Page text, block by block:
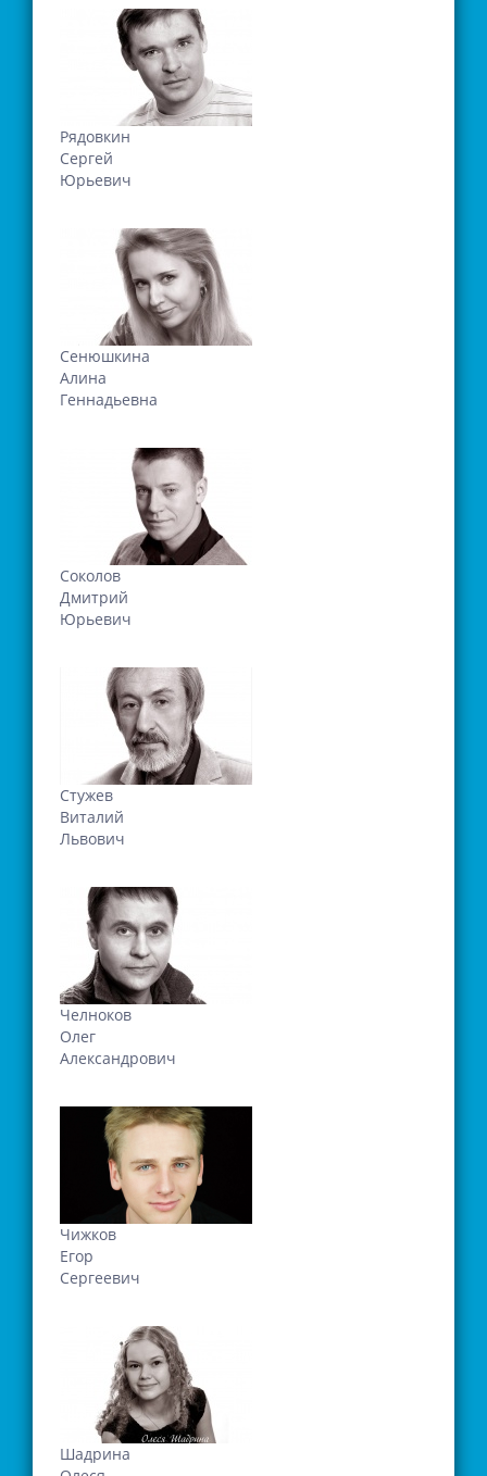
Рядовкин
Сергей
Юрьевич
Сенюшкина
Алина
Геннадьевна
Соколов
Дмитрий
Юрьевич
Стужев
Виталий
Львович
Челноков
Олег
Александрович
Чижков
Егор
Сергеевич
Шадрина